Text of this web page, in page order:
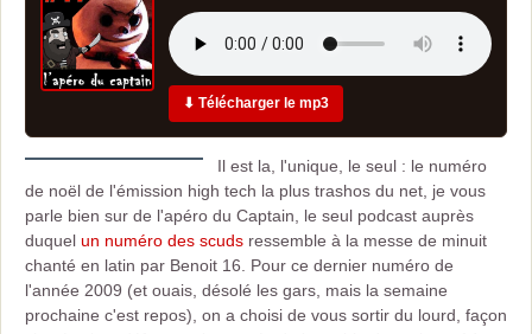
⬇ Télécharger le mp3
Il est la, l'unique, le seul : le numéro
de noël de l'émission high tech la plus trashos du net, je vous
parle bien sur de l'apéro du Captain, le seul podcast auprès
duquel un numéro des scuds ressemble à la messe de minuit
chanté en latin par Benoit 16. Pour ce dernier numéro de
l'année 2009 (et ouais, désolé les gars, mais la semaine
prochaine c'est repos), on a choisi de vous sortir du lourd, façon